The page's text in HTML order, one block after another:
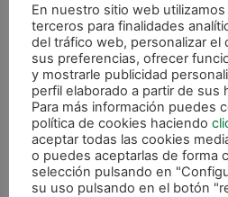
ANTERIOR
Magna Navarra se hace fuerte en Pamplona goleando (6-2) a Jumilla
En nuestro sitio web
terceros para finalidades
del tráfico web, personalizar el
sus preferencias, ofrecer
y mostrarle publicidad
perfil elaborado a partir de sus
Para más información puedes
política de cookies haciendo
aceptar todas las cookies
o puedes aceptarlas de forma
selección pulsando en
su uso pulsando en el botón